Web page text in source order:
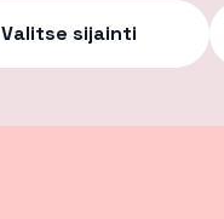
Valitse sijainti